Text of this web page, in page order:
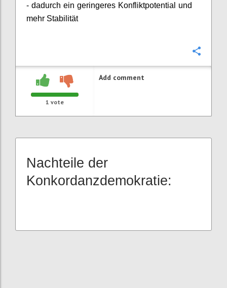
- dadurch ein geringeres Konfliktpotential und
mehr Stabilität
1 vote
Add comment
Nachteile der
Konkordanzdemokratie: